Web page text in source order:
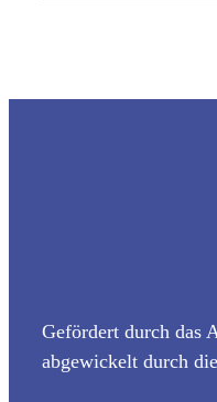
Gefördert durch das
abgewickelt durch